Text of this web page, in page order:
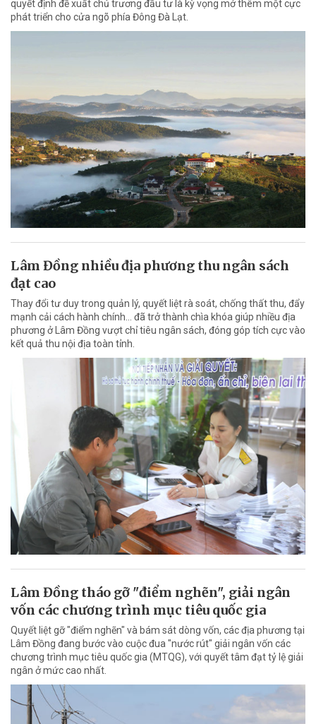
quyết định đề xuất chủ trương đầu tư là kỳ vọng mở thêm một cực
phát triển cho cửa ngõ phía Đông Đà Lạt.
Lâm Đồng nhiều địa phương thu ngân sách
đạt cao
Thay đổi tư duy trong quản lý, quyết liệt rà soát, chống thất thu, đẩy
mạnh cải cách hành chính... đã trở thành chìa khóa giúp nhiều địa
phương ở Lâm Đồng vượt chỉ tiêu ngân sách, đóng góp tích cực vào
kết quả thu nội địa toàn tỉnh.
Lâm Đồng tháo gỡ "điểm nghẽn", giải ngân
vốn các chương trình mục tiêu quốc gia
Quyết liệt gỡ "điểm nghẽn" và bám sát dòng vốn, các địa phương tại
Lâm Đồng đang bước vào cuộc đua "nước rút" giải ngân vốn các
chương trình mục tiêu quốc gia (MTQG), với quyết tâm đạt tỷ lệ giải
ngân ở mức cao nhất.